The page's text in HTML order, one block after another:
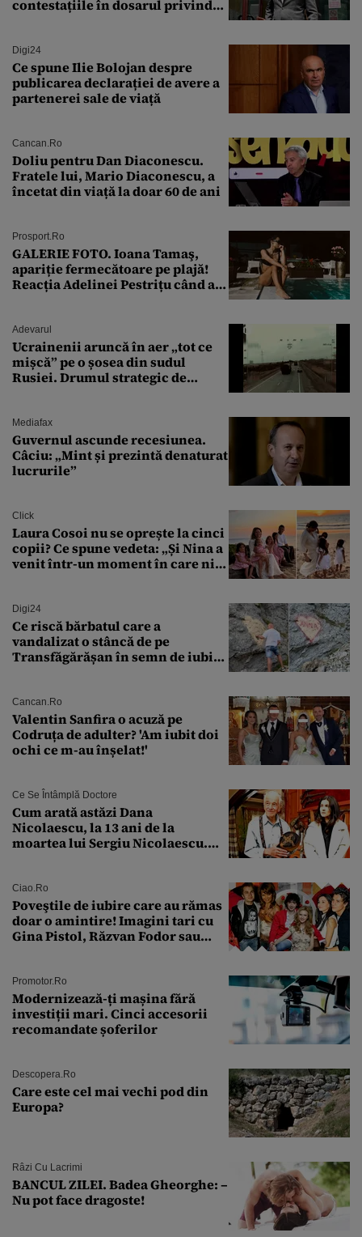
contestațiile în dosarul privind
Digi24
Ce spune Ilie Bolojan despre
publicarea declarației de avere a
partenerei sale de viață
Cancan.ro
Doliu pentru Dan Diaconescu.
Fratele lui, Mario Diaconescu, a
încetat din viață la doar 60 de ani
Prosport.ro
GALERIE FOTO. Ioana Tamaş,
apariție fermecătoare pe plajă!
Reacția Adelinei Pestrițu când a
Adevarul
Ucrainenii aruncă în aer „tot ce
mișcă” pe o șosea din sudul
Rusiei. Drumul strategic de
Mediafax
Guvernul ascunde recesiunea.
Câciu: „Mint și prezintă denaturat
lucrurile”
Click
Laura Cosoi nu se oprește la cinci
copii? Ce spune vedeta: „Și Nina a
venit într-un moment în care nici
Digi24
Ce riscă bărbatul care a
vandalizat o stâncă de pe
Transfăgărășan în semn de iubire
Cancan.ro
Valentin Sanfira o acuză pe
Codruța de adulter? 'Am iubit doi
ochi ce m-au înșelat!'
Ce Se Întâmplă Doctore
Cum arată astăzi Dana
Nicolaescu, la 13 ani de la
moartea lui Sergiu Nicolaescu.
Ciao.ro
Poveştile de iubire care au rămas
doar o amintire! Imagini tari cu
Gina Pistol, Răzvan Fodor sau
Promotor.ro
Modernizează-ți mașina fără
investiții mari. Cinci accesorii
recomandate șoferilor
Descopera.ro
Care este cel mai vechi pod din
Europa?
Râzi Cu Lacrimi
BANCUL ZILEI. Badea Gheorghe: –
Nu pot face dragoste!